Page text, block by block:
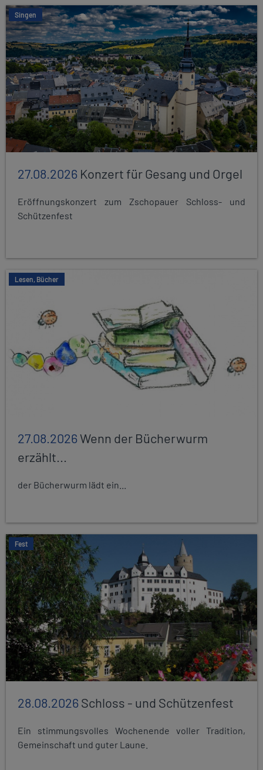
Singen
27.08.2026 Konzert für Gesang und Orgel
Eröffnungskonzert zum Zschopauer Schloss- und
Schützenfest
Lesen, Bücher
27.08.2026Wenn der Bücherwurm
erzählt...
der Bücherwurm lädt ein...
Fest
28.08.2026Schloss - und Schützenfest
Ein stimmungsvolles Wochenende voller Tradition,
Gemeinschaft und guter Laune.